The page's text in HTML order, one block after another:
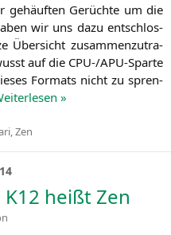
gehäuf­ten Gerüch­te um die
wir uns dazu ent­schlos­
Über­sicht zusam­men­zu­tra­
auf die CPU-/APU-Spar­te
For­mats nicht zu spren­
»
Zen
K12 heißt Zen